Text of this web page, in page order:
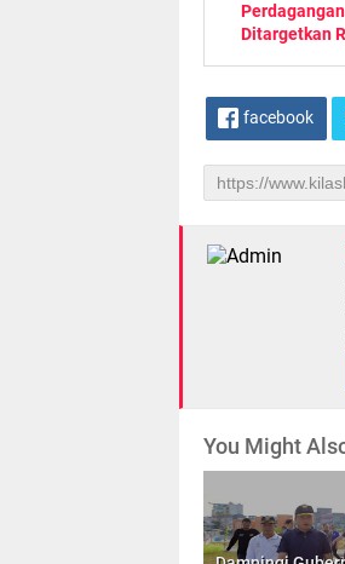
Perdagangan
Ditargetkan
facebook
You Might